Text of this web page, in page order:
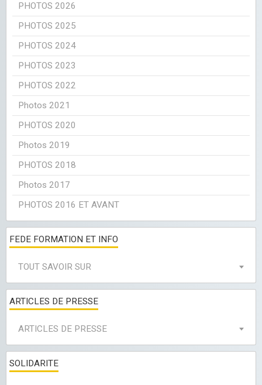
PHOTOS 2026
PHOTOS 2025
PHOTOS 2024
PHOTOS 2023
PHOTOS 2022
Photos 2021
PHOTOS 2020
Photos 2019
PHOTOS 2018
Photos 2017
PHOTOS 2016 ET AVANT
FEDE FORMATION ET INFO
TOUT SAVOIR SUR
ARTICLES DE PRESSE
ARTICLES DE PRESSE
SOLIDARITE